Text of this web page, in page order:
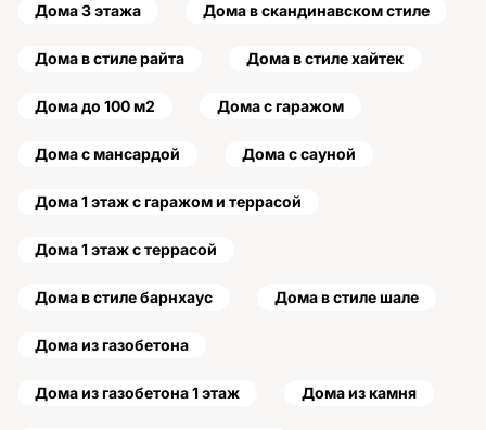
Дома 3 этажа Дома в скандинавском стиле
Дома в стиле райта Дома в стиле хайтек
Дома до 100 м2 Дома с гаражом
Дома с мансардой Дома с сауной
Дома 1 этаж с гаражом и террасой
Дома 1 этаж с террасой
Дома в стиле барнхаус Дома в стиле шале
Дома из газобетона
Дома из газобетона 1 этаж Дома из камня